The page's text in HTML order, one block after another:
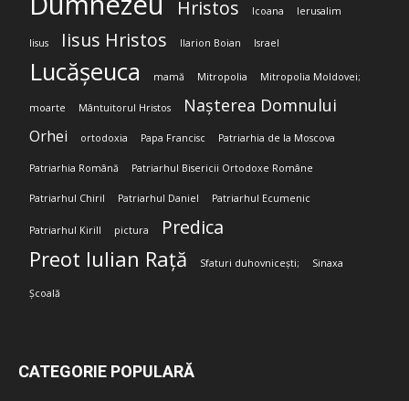
Hristos Icoana Ierusalim
Iisus Iisus Hristos Ilarion Boian Israel
Lucășeuca mamă Mitropolia Mitropolia Moldovei;
moarte Mântuitorul Hristos Nașterea Domnului
Orhei ortodoxia Papa Francisc Patriarhia de la Moscova
Patriarhia Română Patriarhul Bisericii Ortodoxe Române
Patriarhul Chiril Patriarhul Daniel Patriarhul Ecumenic
Patriarhul Kirill pictura Predica
Preot Iulian Rață Sfaturi duhovnicești; Sinaxa
Școală
CATEGORIE POPULARĂ